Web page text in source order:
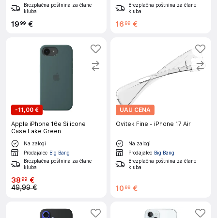
Brezplačna poštnina za člane
kluba
1999 €
Brezplačna poštnina za člane
kluba
16 99 €
-11,00 €
Apple iPhone 16e Silicone
Case Lake Green
Na zalogi
Prodajalec Big Bang
Brezplačna poštnina za člane
kluba
3899 €
49,99 €
UAU CENA
Ovitek Fine - iPhone 17 Air
Na zalogi
Prodajalec Big Bang
Brezplačna poštnina za člane
kluba
10 99 €